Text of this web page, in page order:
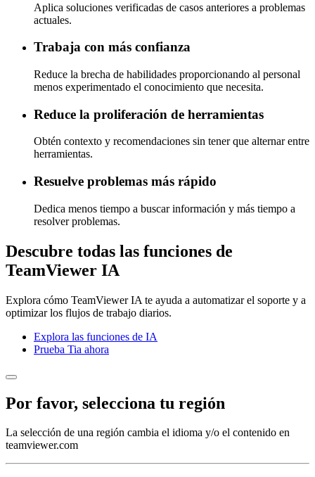
Aplica soluciones verificadas de casos anteriores a problemas
actuales.
Trabaja con más confianza
Reduce la brecha de habilidades proporcionando al personal
menos experimentado el conocimiento que necesita.
Reduce la proliferación de herramientas
Obtén contexto y recomendaciones sin tener que alternar entre
herramientas.
Resuelve problemas más rápido
Dedica menos tiempo a buscar información y más tiempo a
resolver problemas.
Descubre todas las funciones de
TeamViewer IA
Explora cómo TeamViewer IA te ayuda a automatizar el soporte y a
optimizar los flujos de trabajo diarios.
Explora las funciones de IA
Prueba Tia ahora
Por favor, selecciona tu región
La selección de una región cambia el idioma y/o el contenido en
teamviewer.com